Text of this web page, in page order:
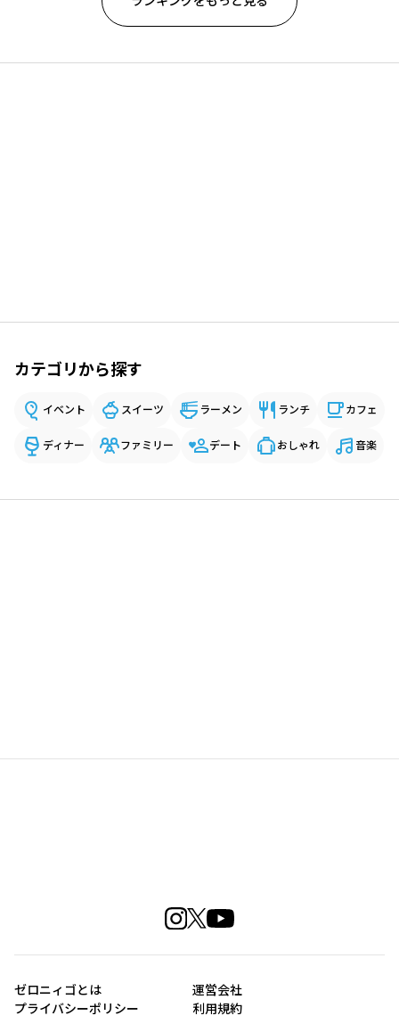
カテゴリから探す
イベント スイーツ ラーメン ランチ カフェ
ディナー ファミリー デート おしゃれ 音楽
ゼロニィゴとは
運営会社
プライバシーポリシー
利用規約